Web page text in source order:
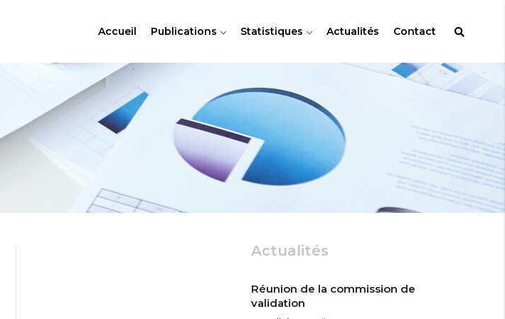
Accueil Publications Statistiques Actualités Contact
Actualités
Réunion de la commission de
validation